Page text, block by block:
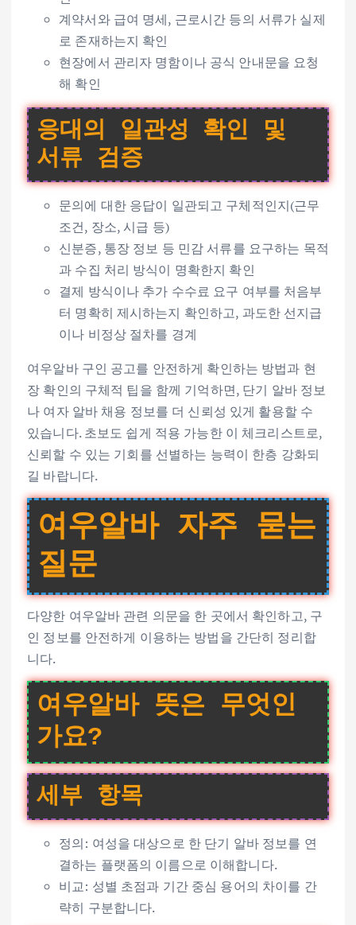
계약서와 급여 명세, 근로시간 등의 서류가 실제
로 존재하는지 확인
현장에서 관리자 명함이나 공식 안내문을 요청
해 확인
응대의 일관성 확인 및
서류 검증
문의에 대한 응답이 일관되고 구체적인지(근무
조건, 장소, 시급 등)
신분증, 통장 정보 등 민감 서류를 요구하는 목적
과 수집 처리 방식이 명확한지 확인
결제 방식이나 추가 수수료 요구 여부를 처음부
터 명확히 제시하는지 확인하고, 과도한 선지급
이나 비정상 절차를 경계
여우알바 구인 공고를 안전하게 확인하는 방법과 현
장 확인의 구체적 팁을 함께 기억하면, 단기 알바 정보
나 여자 알바 채용 정보를 더 신뢰성 있게 활용할 수
있습니다. 초보도 쉽게 적용 가능한 이 체크리스트로,
신뢰할 수 있는 기회를 선별하는 능력이 한층 강화되
길 바랍니다.
여우알바 자주 묻는
질문
다양한 여우알바 관련 의문을 한 곳에서 확인하고, 구
인 정보를 안전하게 이용하는 방법을 간단히 정리합
니다.
여우알바 뜻은 무엇인
가요?
세부 항목
정의: 여성을 대상으로 한 단기 알바 정보를 연
결하는 플랫폼의 이름으로 이해합니다.
비교: 성별 초점과 기간 중심 용어의 차이를 간
략히 구분합니다.